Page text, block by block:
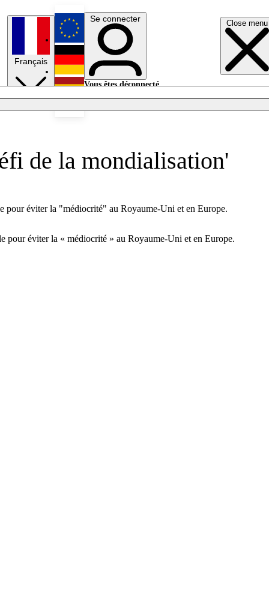
Close menu
Français
English
Deutsch
Se connecter
Vous êtes déconnecté.
de la mondialisation'
pour éviter la "médiocrité" au Royaume-Uni et en Europe.
pour éviter la « médiocrité » au Royaume-Uni et en Europe.